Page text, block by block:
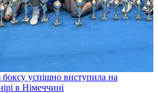
боксу успішно виступила на
в Німеччині